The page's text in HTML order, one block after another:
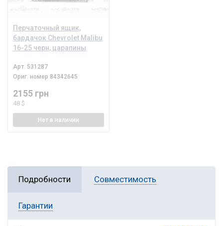
Перчаточный ящик,
бардачок Chevrolet Malibu
16-25 черн, царапины
Арт. 531287
Ориг. номер 84342645
2155 грн
48 $
Нет в наличии
Подробности Совместимость
Гарантии